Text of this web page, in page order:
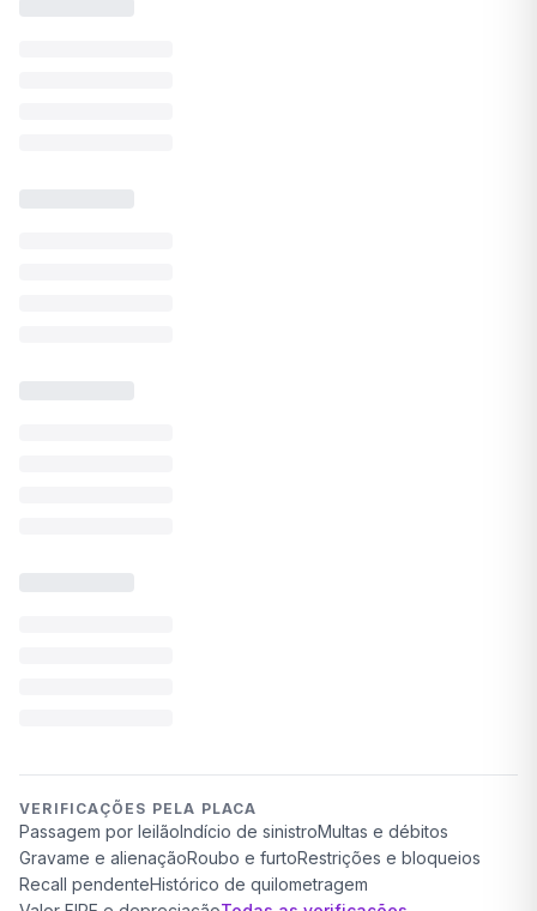
VERIFICAÇÕES PELA PLACA
Passagem por leilãoIndício de sinistroMultas e débitos
Gravame e alienaçãoRoubo e furtoRestrições e bloqueios
Recall pendenteHistórico de quilometragem